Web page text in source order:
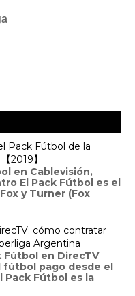
Pack Fútbol de la
2019】
en Cablevisión,
El Pack Fútbol es el
y Turner (Fox
cómo contratar
Argentina
Fútbol en DirecTV
pago desde el
Pack Fútbol es la